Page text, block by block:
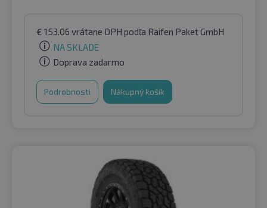
€ 153.06 vrátane DPH podľa Raifen Paket GmbH
NA SKLADE
Doprava zadarmo
Podrobnosti Nákupný košík